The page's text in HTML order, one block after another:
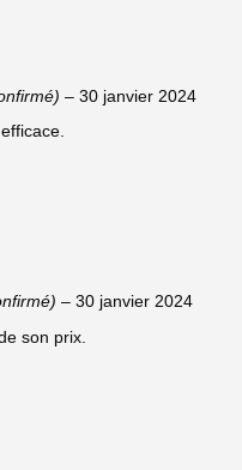
– 30 janvier 2024
– 30 janvier 2024
son prix.